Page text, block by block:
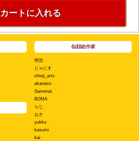
カートに入れる
似顔絵作家
明浩
じゃにす
shinji_arts
akaneiro
Samenai
BOMA
らじ
おさ
yukko
kasumi
kai